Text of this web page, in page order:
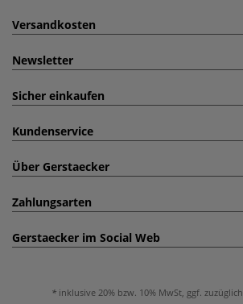
Versandkosten
Newsletter
Sicher einkaufen
Kundenservice
Über Gerstaecker
Zahlungsarten
Gerstaecker im Social Web
inklusive 20% bzw. 10% MwSt, ggf. zuzüglich